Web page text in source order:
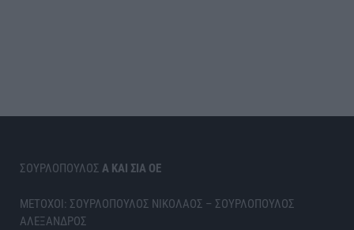
ΣΟΥΡΛΟΠΟΥΛΟΣ Α ΚΑΙ ΣΙΑ ΟΕ
ΜΕΤΟΧΟΙ: ΣΟΥΡΛΟΠΟΥΛΟΣ ΝΙΚΟΛΑΟΣ – ΣΟΥΡΛΟΠΟΥΛΟΣ
ΑΛΕΞΑΝΔΡΟΣ